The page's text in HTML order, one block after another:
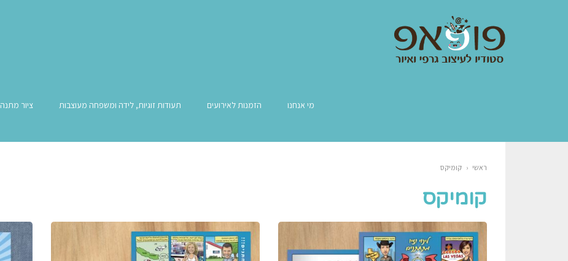
מי אנחנו הזמנות לאירועים תעודות זוגיות, לידה ומשפחה מעוצבות ציור מתנה
ראשי ‹ קומיקס
קומיקס